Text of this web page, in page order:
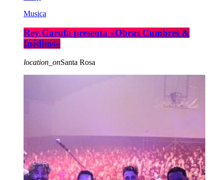
Musica
Rey Garufa presenta «Obras Cumbres &
Inéditos»
location_onSanta Rosa